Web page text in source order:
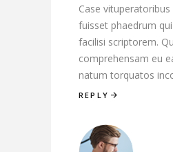
Case
fuisset phaedrum
facilisi scriptorem.
comprehensam eu
natum torquatos
REPLY